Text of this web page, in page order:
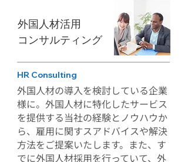
外国人材活用
​コンサルティング
HR Consulting
​外国人材の導入を検討している企業
様に。外国人材に特化したサービス
を提供する当社の経験とノウハウか
ら、雇用に関すスアドバイスや解決
方法をご提案いたします。また、す
でに外国人材採用を行っていて、外